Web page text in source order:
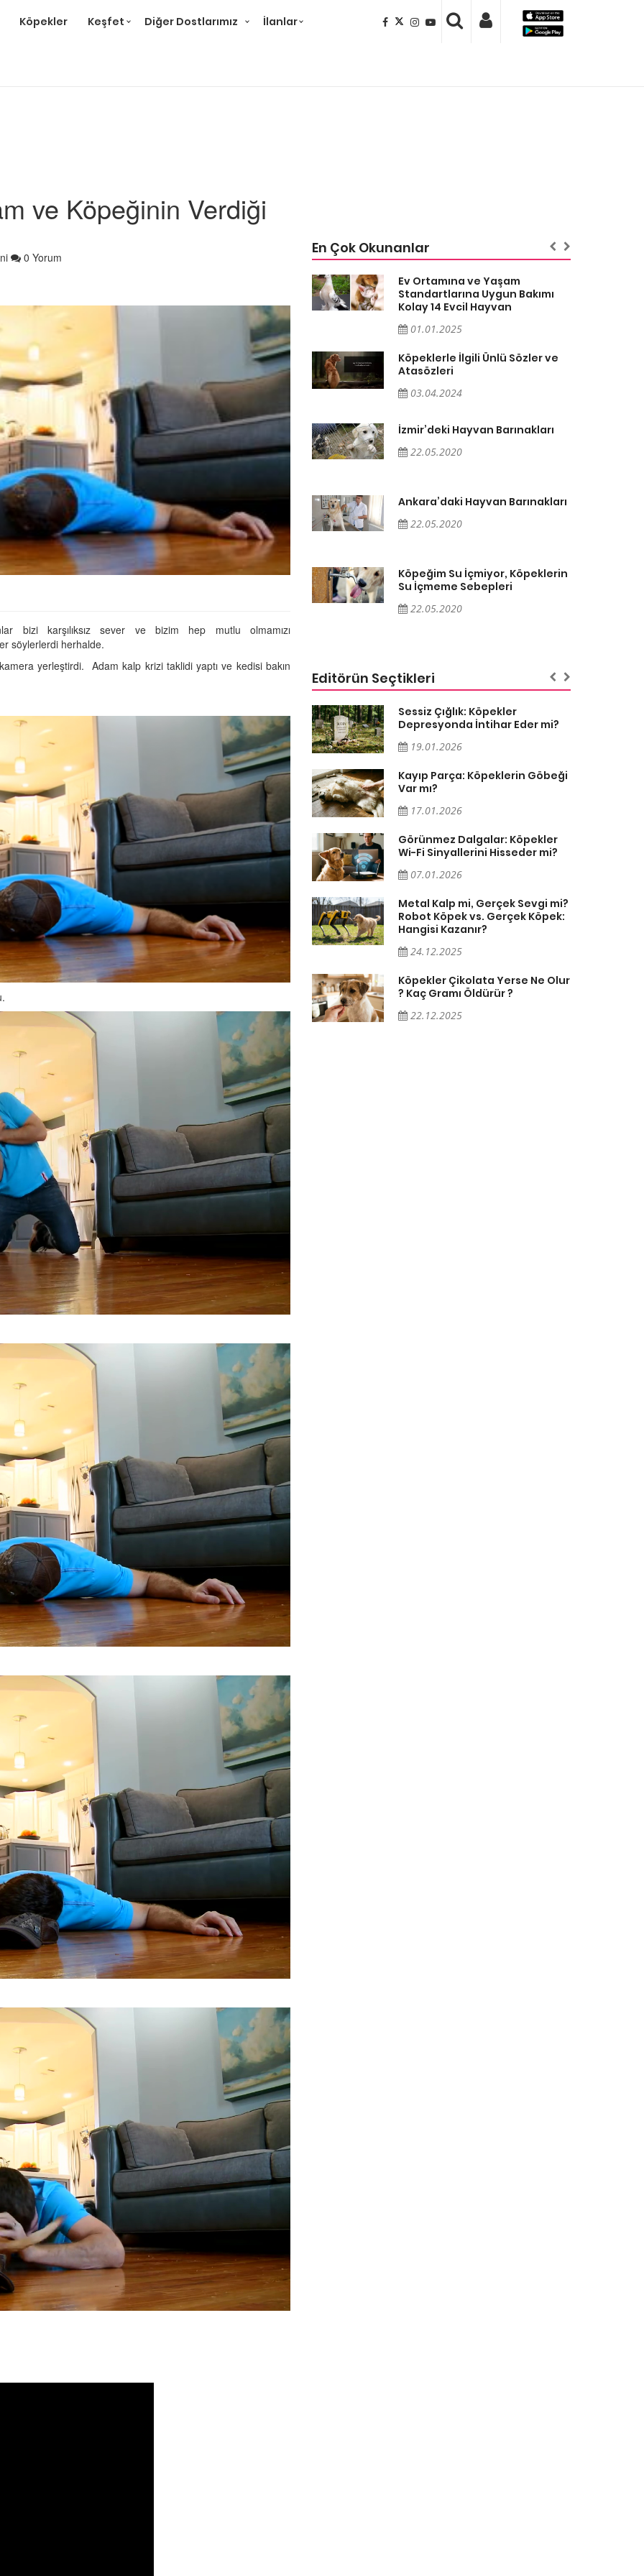
Köpekler Keşfet Diğer Dostlarımız İlanlar
ve Köpeğinin Verdiği
0 Yorum
bizi karşılıksız sever ve bizim hep mutlu olmamızı
söylerlerdi herhalde.
yerleştirdi. Adam kalp krizi taklidi yaptı ve kedisi bakın
En Çok Okunanlar
ve
Kolay 14 Evcil Hayvan
Köpeklerle İlgili Ünlü Sözler ve
03.04.2024
İzmir’deki Hayvan Barınakları
22.05.2020
Ankara’daki Hayvan Barınakları
22.05.2020
Köpeğim Su İçmiyor, Köpeklerin
Ev Ortamına ve Yaşam
Standartlarına Uygun Bakımı
Kolay 14 Evcil Hayvan
01.01.2025
Köpeklerle İlgili Ünlü Sözler ve
Atasözleri
03.04.2024
İzmir’deki Hayvan Barınakları
22.05.2020
Ankara’daki Hayvan Barınakları
22.05.2020
Köpeğim Su İçmiyor, Köpeklerin
Su İçmeme Sebepleri
22.05.2020
Editörün Seçtikleri
ve
ve
Temizliği: Adım Adım Rehber
Köpek Sporları: Agility Nedir?
Köpeğinizle Spor Yapmanın
Yolları
11.10.2025
Ev Yapımı Köpek Mamaları:
Sağlıklı Tarifler ve Bilmeniz
11.10.2025
Oyun ve Eğitim: “Köpekler İçin
Zeka Geliştirici Oyunlar”
09.10.2025
Sessiz Çığlık: Köpekler
Depresyonda İntihar Eder mi?
19.01.2026
Kayıp Parça: Köpeklerin Göbeği
Var mı?
17.01.2026
Görünmez Dalgalar: Köpekler
Wi-Fi Sinyallerini Hisseder mi?
07.01.2026
Metal Kalp mi, Gerçek Sevgi mi?
Robot Köpek vs. Gerçek Köpek:
Hangisi Kazanır?
24.12.2025
Köpekler Çikolata Yerse Ne Olur
? Kaç Gramı Öldürür ?
22.12.2025